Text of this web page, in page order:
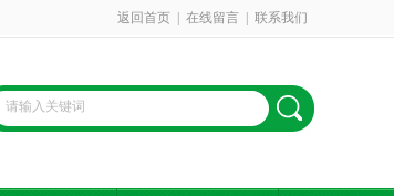
返回首页 在线留言 联系我们